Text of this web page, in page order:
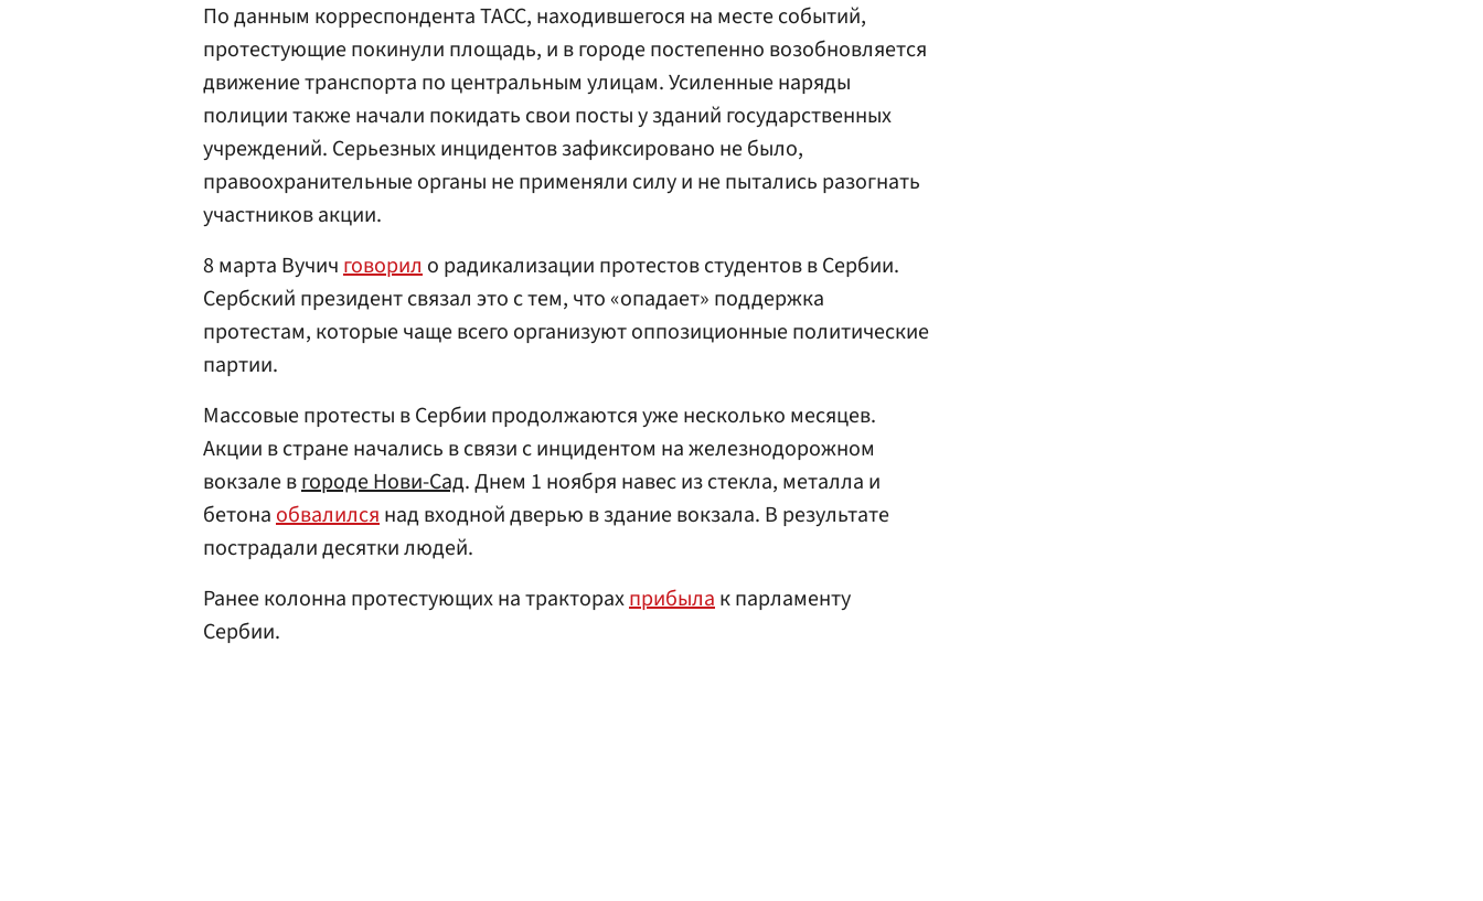
По данным корреспондента ТАСС, находившегося на месте событий,
протестующие покинули площадь, и в городе постепенно возобновляется
движение транспорта по центральным улицам. Усиленные наряды
полиции также начали покидать свои посты у зданий государственных
учреждений. Серьезных инцидентов зафиксировано не было,
правоохранительные органы не применяли силу и не пытались разогнать
участников акции.
8 марта Вучичговорило радикализации протестов студентов в Сербии.
Сербский президент связал это с тем, что «опадает» поддержка
протестам, которые чаще всего организуют оппозиционные политические
партии.
Массовые протесты в Сербии продолжаются уже несколько месяцев.
Акции в стране начались в связи с инцидентом на железнодорожном
вокзале вгороде Нови-Сад. Днем 1 ноября навес из стекла, металла и
бетонаобвалилсянад входной дверью в здание вокзала. В результате
пострадали десятки людей.
Ранее колонна протестующих на тракторахприбылак парламенту
Сербии.